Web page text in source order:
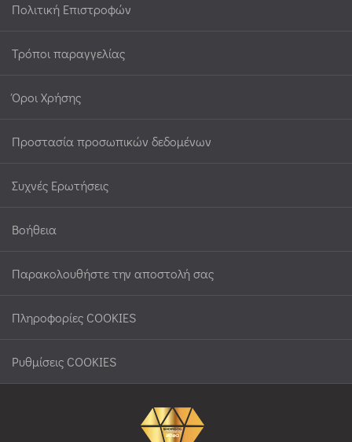
Πολιτική Επιστροφών
Τρόποι παραγγελίας
Όροι Χρήσης
Προστασία προσωπικών δεδομένων
Συχνές Ερωτήσεις
Βοήθεια
Παρακολουθήστε την αποστολή σας
Πληροφορίες COOKIES
Ρυθμίσεις COOKIES